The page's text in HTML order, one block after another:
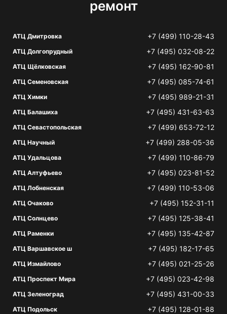
ремонт
АТЦ Дмитровка +7 (499) 110-28-43
АТЦ Долгопрудный +7 (495) 032-08-22
АТЦ Щёлковская +7 (495) 162-90-81
АТЦ Семеновская +7 (495) 085-74-61
АТЦ Химки +7 (495) 989-21-31
АТЦ Балашиха +7 (495) 431-63-63
АТЦ Севастопольская +7 (499) 653-72-12
АТЦ Научный +7 (499) 288-05-36
АТЦ Удальцова +7 (499) 110-86-79
АТЦ Алтуфьево +7 (495) 023-81-52
АТЦ Лобненская +7 (499) 110-53-06
АТЦ Очаково +7 (495) 152-31-11
АТЦ Солнцево +7 (495) 125-38-41
АТЦ Раменки +7 (495) 135-42-87
АТЦ Варшавское ш +7 (495) 182-17-65
АТЦ Измайлово +7 (495) 021-25-26
АТЦ Проспект Мира +7 (495) 023-42-98
АТЦ Зеленоград +7 (495) 431-00-33
АТЦ Подольск +7 (495) 128-01-88